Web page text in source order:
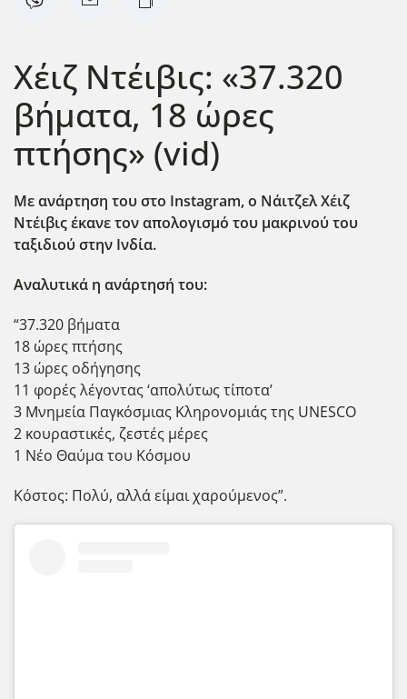
Χέιζ Ντέιβις: «37.320
βήματα, 18 ώρες
πτήσης» (vid)
Με ανάρτηση του στο Instagram, ο Νάιτζελ Χέιζ
Ντέιβις έκανε τον απολογισμό του μακρινού του
ταξιδιού στην Ινδία.
Αναλυτικά η ανάρτησή του:
“37.320 βήματα
18 ώρες πτήσης
13 ώρες οδήγησης
11 φορές λέγοντας ‘απολύτως τίποτα’
3 Μνημεία Παγκόσμιας Κληρονομιάς της UNESCO
2 κουραστικές, ζεστές μέρες
1 Νέο Θαύμα του Κόσμου
Κόστος: Πολύ, αλλά είμαι χαρούμενος”.